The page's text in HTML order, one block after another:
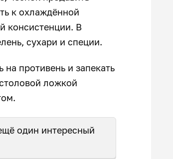
к охлаждённой
консистенции. В
сухари и специи.
противень и запекать
ложкой
один интересный